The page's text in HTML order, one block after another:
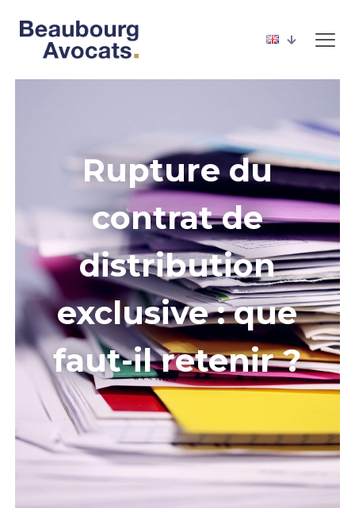
Rupture du
contrat de
distribution
exclusive : que
faut-il retenir ?